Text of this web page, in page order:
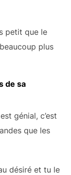
petit que le
plus
de sa
génial, c’est
que les
désiré et tu le